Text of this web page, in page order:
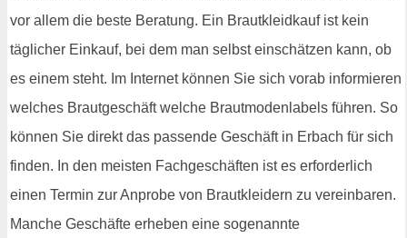
vor allem die beste Beratung. Ein Brautkleidkauf ist kein
täglicher Einkauf, bei dem man selbst einschätzen kann, ob
es einem steht. Im Internet können Sie sich vorab informieren
welches Brautgeschäft welche Brautmodenlabels führen. So
können Sie direkt das passende Geschäft in Erbach für sich
finden. In den meisten Fachgeschäften ist es erforderlich
einen Termin zur Anprobe von Brautkleidern zu vereinbaren.
Manche Geschäfte erheben eine sogenannte